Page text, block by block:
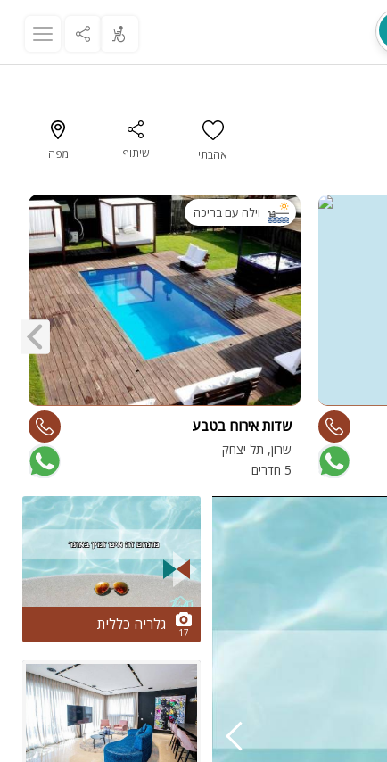
אהבתי שיתוף מפה
וילה עם בריכה
שדות אירוח בטבע
שרון, תל יצחק
5 חדרים
2/17
17 גלריה כללית